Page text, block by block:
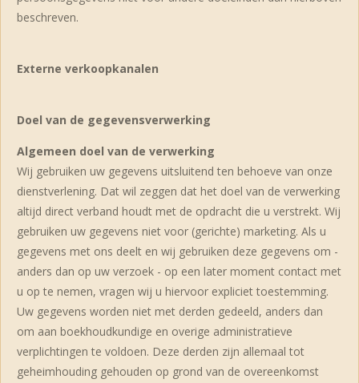
beschreven.
Externe verkoopkanalen
Doel van de gegevensverwerking
Algemeen doel van de verwerking
Wij gebruiken uw gegevens uitsluitend ten behoeve van onze
dienstverlening. Dat wil zeggen dat het doel van de verwerking
altijd direct verband houdt met de opdracht die u verstrekt. Wij
gebruiken uw gegevens niet voor (gerichte) marketing. Als u
gegevens met ons deelt en wij gebruiken deze gegevens om -
anders dan op uw verzoek - op een later moment contact met
u op te nemen, vragen wij u hiervoor expliciet toestemming.
Uw gegevens worden niet met derden gedeeld, anders dan
om aan boekhoudkundige en overige administratieve
verplichtingen te voldoen. Deze derden zijn allemaal tot
geheimhouding gehouden op grond van de overeenkomst